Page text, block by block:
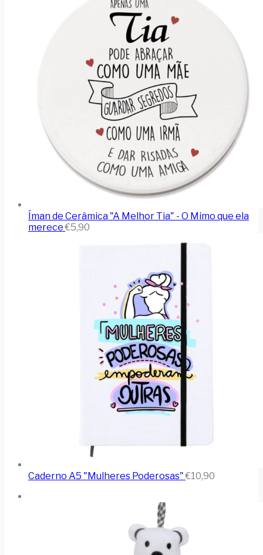
Íman de Cerâmica "A Melhor Tia" - O Mimo que ela
merece €5,90
Caderno A5 "Mulheres Poderosas" €10,90